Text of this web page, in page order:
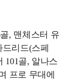
, 맨체스터 유
리드(스페
101골, 알나스
프로 무대에